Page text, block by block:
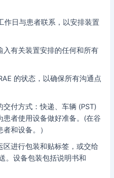
作日与患者联系，以安排装置
入有关装置安排的任何和所有
的状态，以确保所有沟通点
付方式：快递、车辆 (PST)
患者使用设备做好准备。(在谷
和设备。）
区进行包装和贴标签，或交给
。设备包装包括说明书和